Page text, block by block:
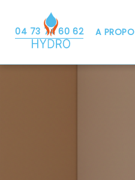
04 73 74 60 62 A